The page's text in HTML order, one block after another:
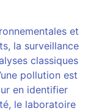
et
la surveillance
classiques
pollution est
en identifier
le laboratoire